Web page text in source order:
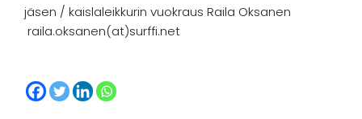
jäsen / kaislaleikkurin vuokraus Raila Oksanen
raila.oksanen(at)surffi.net